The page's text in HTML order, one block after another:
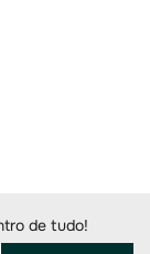
de tudo!